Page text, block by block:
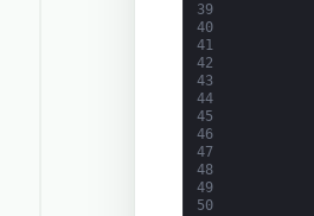
39
40
41
42
43
44
45
46
47
48
49
50